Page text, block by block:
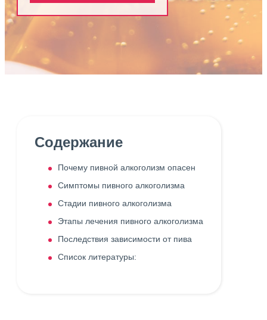
Содержание
Почему пивной алкоголизм опасен
Симптомы пивного алкоголизма
Стадии пивного алкоголизма
Этапы лечения пивного алкоголизма
Последствия зависимости от пива
Список литературы: